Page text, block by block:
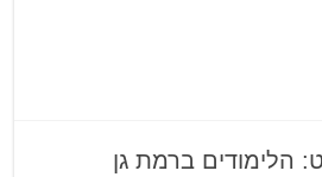
16 החליט: הלימודים ברמת גן